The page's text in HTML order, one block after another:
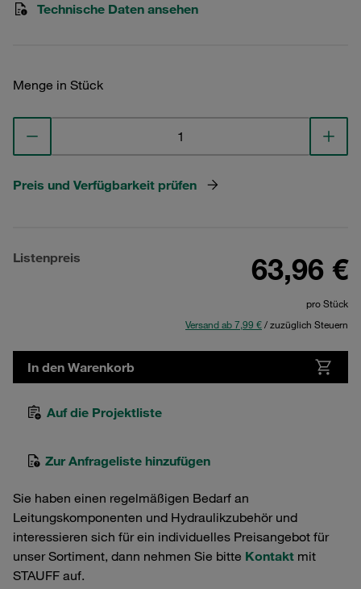
Technische Daten ansehen
Menge in Stück
Preis und Verfügbarkeit prüfen
Listenpreis 63,96 €
pro Stück
Versand ab 7,99 €/ zuzüglich Steuern
In den Warenkorb
Auf die Projektliste
Zur Anfrageliste hinzufügen
Sie haben einen regelmäßigen Bedarf an
Leitungskomponenten und Hydraulikzubehör und
interessieren sich für ein individuelles Preisangebot für
unser Sortiment, dann nehmen Sie bitte Kontakt mit
STAUFF auf.